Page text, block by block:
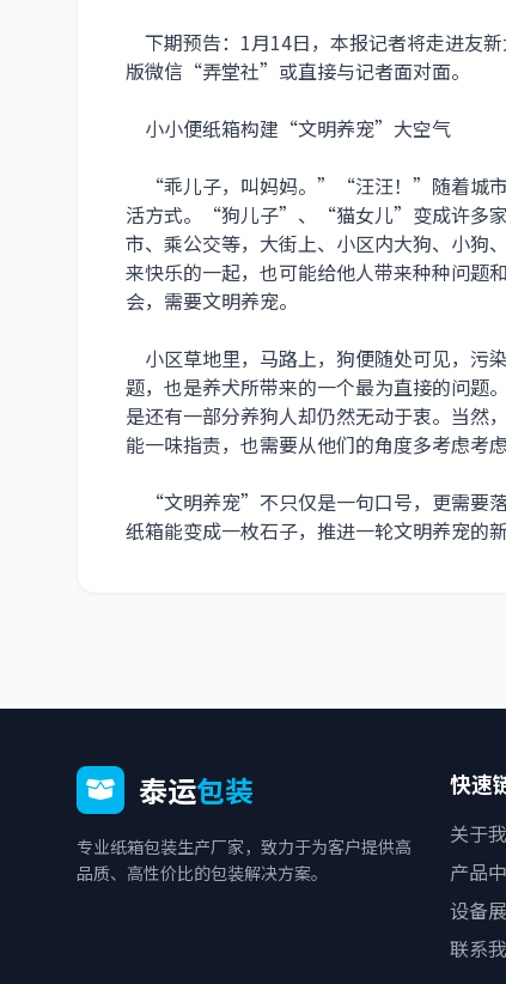
下期预告：1月14日，本报记者将走进友
版微信“弄堂社”或直接与记者面对面。
小小便纸箱构建“文明养宠”大空气
“乖儿子，叫妈妈。”“汪汪！”随着城市
活方式。“狗儿子”、“猫女儿”变成许多
市、乘公交等，大街上、小区内大狗、小狗
来快乐的一起，也可能给他人带来种种问题
会，需要文明养宠。
小区草地里，马路上，狗便随处可见，污
题，也是养犬所带来的一个最为直接的问题
是还有一部分养狗人却仍然无动于衷。当然
能一味指责，也需要从他们的角度多考虑考虑
“文明养宠”不只仅是一句口号，更需要
纸箱能变成一枚石子，推进一轮文明养宠的新
泰运包装
专业纸箱包装生产厂家，致力于为客户提供高
品质、高性价比的包装解决方案。
快速
关于
产品
设备
联系